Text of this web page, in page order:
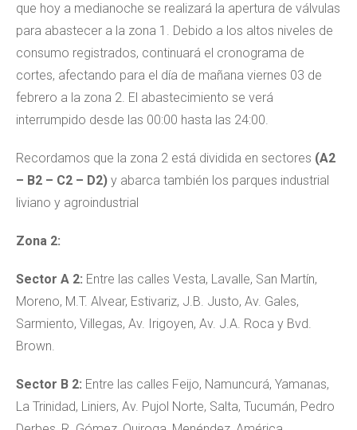
que hoy a medianoche se realizará la apertura de válvulas
para abastecer a la zona 1. Debido a los altos niveles de
consumo registrados, continuará el cronograma de
cortes, afectando para el día de mañana viernes 03 de
febrero a la zona 2. El abastecimiento se verá
interrumpido desde las 00:00 hasta las 24:00.
Recordamos que la zona 2 está dividida en sectores (A2
– B2 – C2 – D2) y abarca también los parques industrial
liviano y agroindustrial
Zona 2:
Sector A 2: Entre las calles Vesta, Lavalle, San Martín,
Moreno, M.T. Alvear, Estivariz, J.B. Justo, Av. Gales,
Sarmiento, Villegas, Av. Irigoyen, Av. J.A. Roca y Bvd.
Brown.
Sector B 2: Entre las calles Feijo, Namuncurá, Yamanas,
La Trinidad, Liniers, Av. Pujol Norte, Salta, Tucumán, Pedro